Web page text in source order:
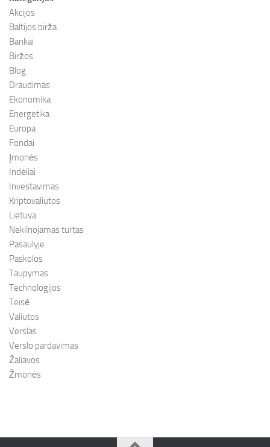
Akcijos
Baltijos birža
Bankai
Biržos
Blog
Draudimas
Ekonomika
Energetika
Europa
Fondai
Įmonės
Indėliai
Investavimas
Kriptovaliutos
Lietuva
Nekilnojamas turtas
Pasaulyje
Paskolos
Taupymas
Technologijos
Teisė
Valiutos
Verslas
Verslo pardavimas
Žaliavos
Žmonės